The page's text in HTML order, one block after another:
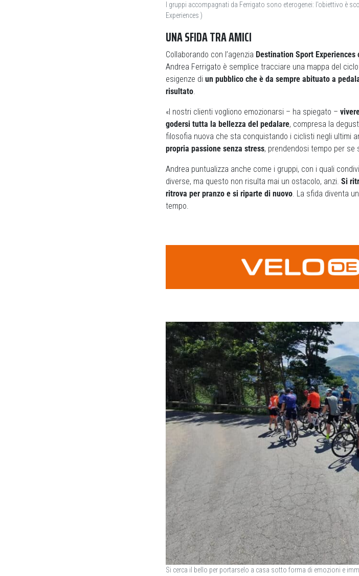
I gruppi accompagnati da Ferrigato sono eterogenei: l’obiettivo è
Experiences )
UNA SFIDA TRA AMICI
Collaborando con l’agenzia Destination Sport Experiences
Andrea Ferrigato è semplice tracciare una mappa del
esigenze di un pubblico che è da sempre abituato a
risultato.
«I nostri clienti vogliono emozionarsi – ha spiegato –
godersi tutta la bellezza del pedalare, compresa la
filosofia nuova che sta conquistando i ciclisti negli ultimi
propria passione senza stress, prendendosi tempo per se
Andrea puntualizza anche come i gruppi, con i quali
diverse, ma questo non risulta mai un ostacolo, anzi. Si
ritrova per pranzo e si riparte di nuovo. La sfida diventa
tempo.
Si cerca il bello per portarselo a casa sotto forma di emozioni e